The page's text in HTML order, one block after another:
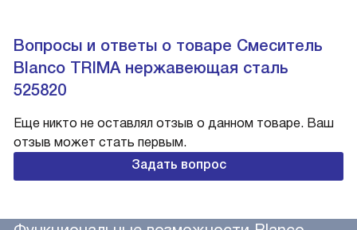
Вопросы и ответы о товаре Смеситель
Blanco TRIMA нержавеющая сталь
525820
Еще никто не оставлял отзыв о данном товаре. Ваш
отзыв может стать первым.
Задать вопрос